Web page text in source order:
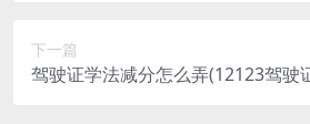
下一篇
驾驶证学法减分怎么弄(12123驾驶